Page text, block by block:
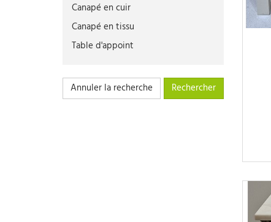
Chaises (pièce)
Chambres d'enfant
Coffres
Décoration
Canapé en cuir
Canapé en tissu
Table d'appoint
Annuler la recherche